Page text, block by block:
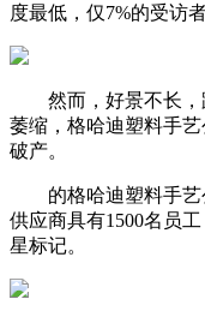
度最低，仅7%的受访
然而，好景不长，
萎缩，格哈迪塑料手
破产。
的格哈迪塑料手艺
供应商具有1500名员
星标记。